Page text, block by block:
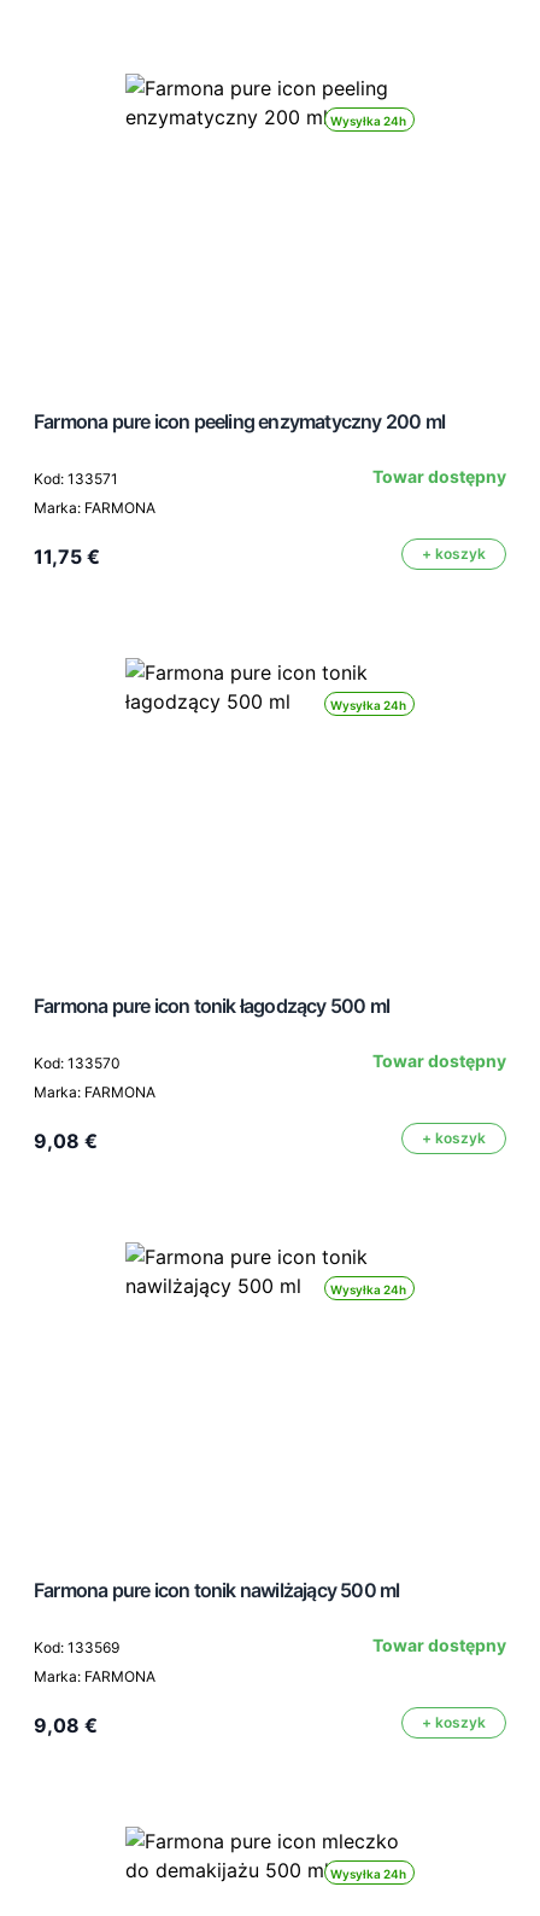
Wysyłka 24h
Farmona pure icon peeling enzymatyczny 200 ml
Kod: 133571
Marka: FARMONA
Towar dostępny
11,75 € + koszyk
Wysyłka 24h
Farmona pure icon tonik łagodzący 500 ml
Kod: 133570
Marka: FARMONA
Towar dostępny
9,08 € + koszyk
Wysyłka 24h
Farmona pure icon tonik nawilżający 500 ml
Kod: 133569
Marka: FARMONA
Towar dostępny
9,08 € + koszyk
Wysyłka 24h